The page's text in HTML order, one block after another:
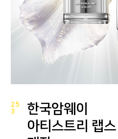
25
3
한국암웨이
아티스트리 랩